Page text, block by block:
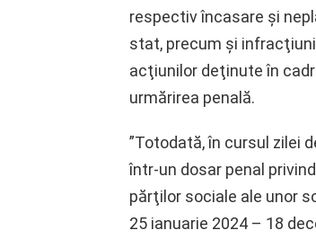
respectiv încasare şi
stat, precum şi
acţiunilor deţinute în
urmărirea penală.
”Totodată, în cursul zilei
într-un dosar penal
părţilor sociale ale unor
25 ianuarie 2024 – 18